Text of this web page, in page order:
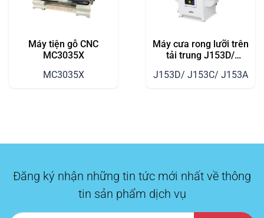
Máy tiện gỗ CNC
MC3035X
MC3035X
Máy cưa rong lưỡi trên
tải trung J153D/
J153D/ J153C/ J153A
Đăng ký nhận những tin tức mới nhất về thông
tin sản phẩm dịch vụ